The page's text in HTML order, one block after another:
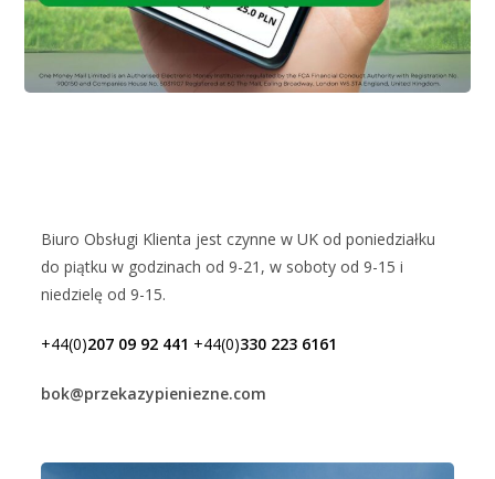
Biuro Obsługi Klienta jest czynne w UK od poniedziałku
do piątku w godzinach od 9-21, w soboty od 9-15 i
niedzielę od 9-15.
+44(0)207 09 92 441 +44(0)330 223 6161
bok@przekazypieniezne.com